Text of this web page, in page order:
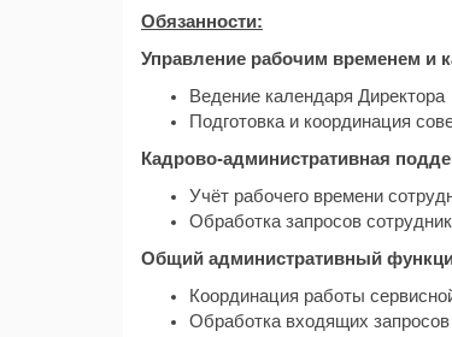
Обязанности:
Управление рабочим временем и
Ведение календаря Директора
Подготовка и координация
Кадрово-административная
Учёт рабочего времени
Обработка запросов
Общий административный
Координация работы
Обработка входящих